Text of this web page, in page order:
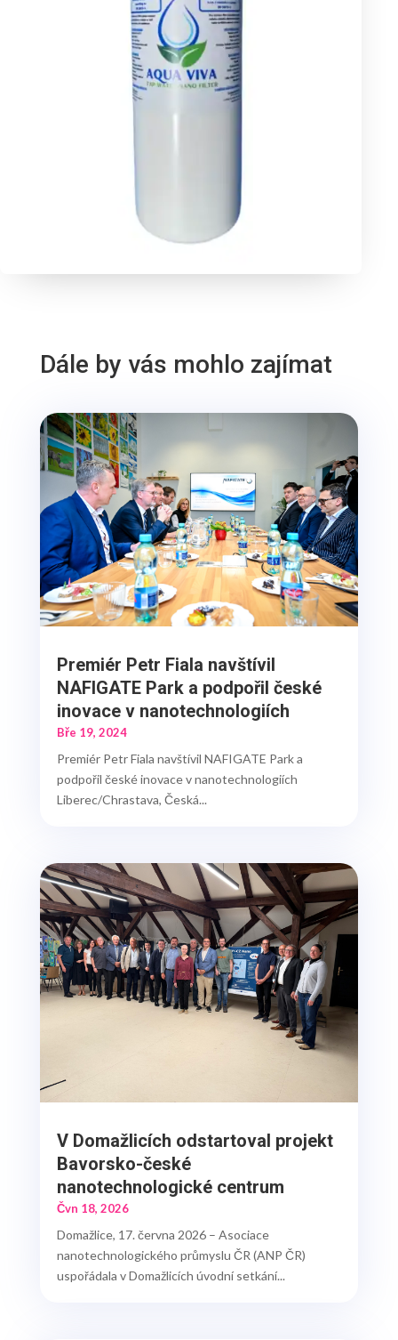
Dále by vás mohlo zajímat
Premiér Petr Fiala navštívil
NAFIGATE Park a podpořil české
inovace v nanotechnologiích
Bře 19, 2024
Premiér Petr Fiala navštívil NAFIGATE Park a
podpořil české inovace v nanotechnologiích
Liberec/Chrastava, Česká...
V Domažlicích odstartoval projekt
Bavorsko-české
nanotechnologické centrum
Čvn 18, 2026
Domažlice, 17. června 2026 – Asociace
nanotechnologického průmyslu ČR (ANP ČR)
uspořádala v Domažlicích úvodní setkání...